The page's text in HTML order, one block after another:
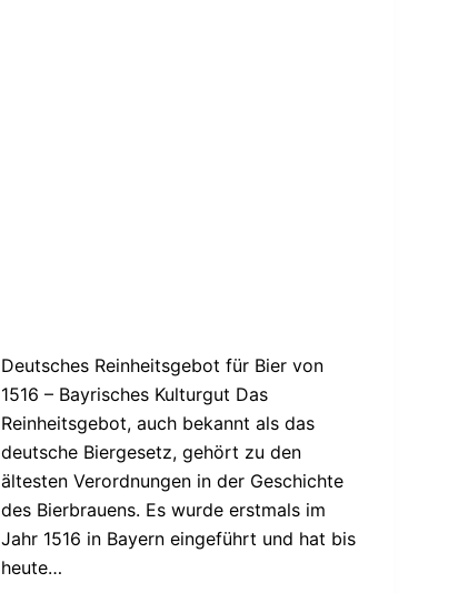
Deutsches Reinheitsgebot für Bier von
1516 – Bayrisches Kulturgut Das
Reinheitsgebot, auch bekannt als das
deutsche Biergesetz, gehört zu den
ältesten Verordnungen in der Geschichte
des Bierbrauens. Es wurde erstmals im
Jahr 1516 in Bayern eingeführt und hat bis
heute…